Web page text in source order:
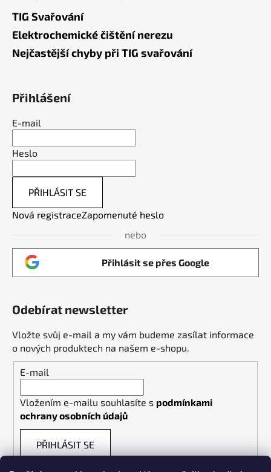
TIG Svařování
Elektrochemické čištění nerezu
Nejčastější chyby při TIG svařování
Přihlášení
E-mail
Heslo
PŘIHLÁSIT SE
Nová registraceZapomenuté heslo
nebo
Přihlásit se přes Google
Odebírat newsletter
Vložte svůj e-mail a my vám budeme zasílat informace
o nových produktech na našem e-shopu.
E-mail
Vložením e-mailu souhlasíte s podmínkami
ochrany osobních údajů
PŘIHLÁSIT SE